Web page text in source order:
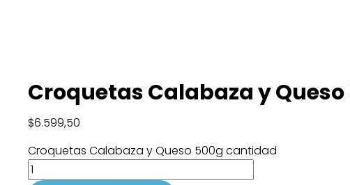
Croquetas Calabaza y Queso
$6.599,50
Croquetas Calabaza y Queso 500g cantidad